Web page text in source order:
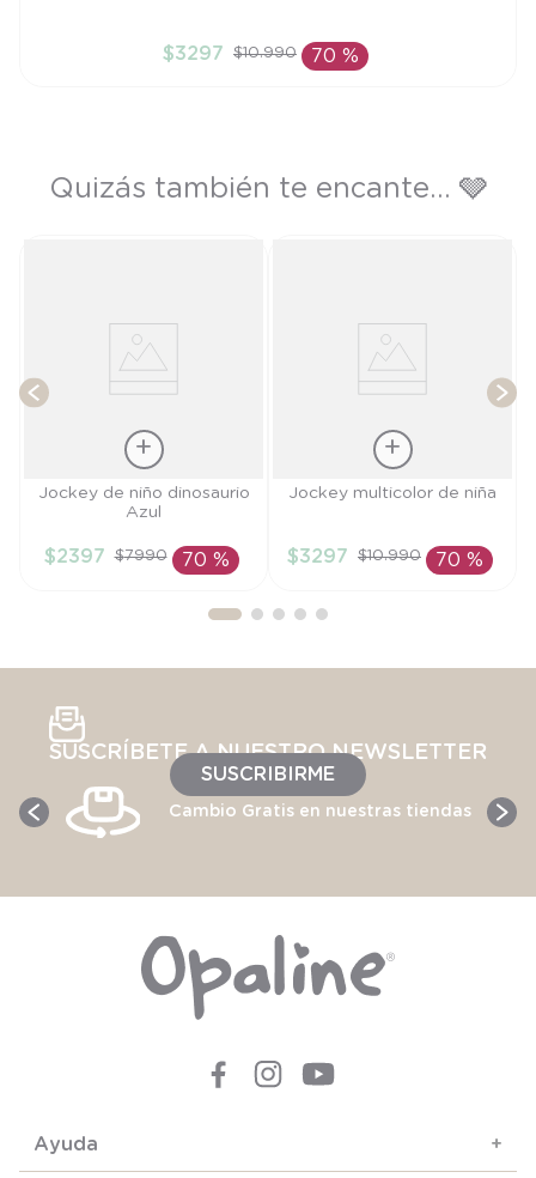
AÑADIR AL CARRITO
$3297 $10.990 70 %
Quizás también te encante... 🩶
Talla
AÑADIR AL
Jockey de niño dinosaurio
Azul
$2397 $7990 70 %
Talla
AÑADIR AL
Jockey multicolor de niña
$3297 $10.990 70 %
SUSCRÍBETE A NUESTRO NEWSLETTER
SUSCRIBIRME
Cambio Gratis en nuestras tiendas
Ayuda +